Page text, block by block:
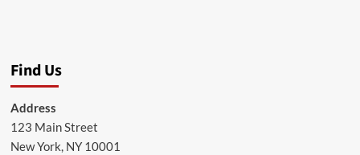
Find Us
Address
123 Main Street
New York, NY 10001